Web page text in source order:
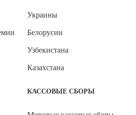
Украины
Белорусии
Узбекистана
Казахстана
КАССОВЫЕ СБОРЫ